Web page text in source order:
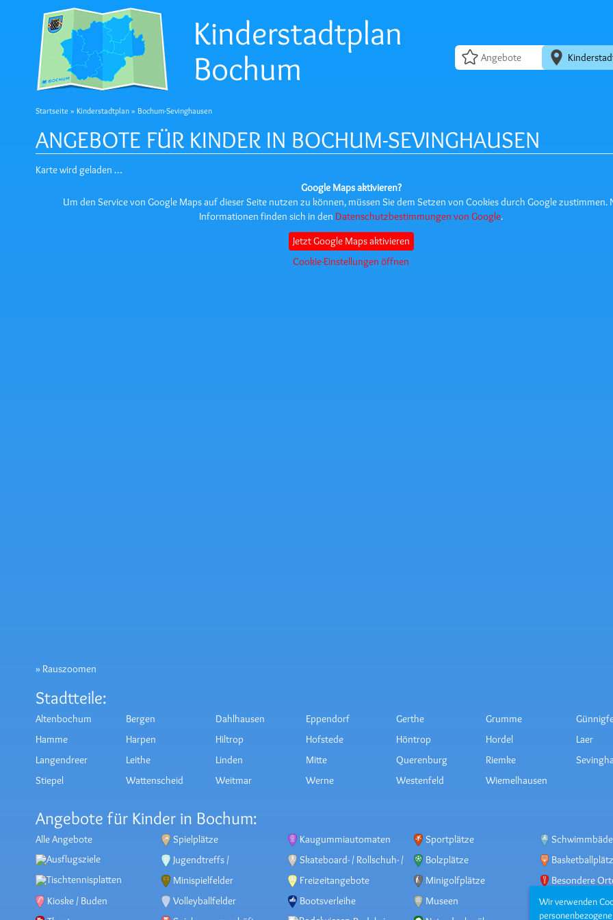
Kinderstadtplan
Bochum
Angebote
Startseite » Kinderstadtplan » Bochum-Sevinghausen
ANGEBOTE FÜR KINDER IN BOCHUM-SEVINGHAUSEN
Google Maps aktivieren?
Um den Service von Google Maps auf dieser Seite nutzen zu können, müssen Sie dem Setzen von Cookies durch Google zustimmen.
Informationen finden sich in den Datenschutzbestimmungen von Google.
Jetzt Google Maps aktivieren
Cookie-Einstellungen öffnen
Karte wird geladen …
» Rauszoomen
Stadtteile:
Altenbochum Bergen Dahlhausen Eppendorf Gerthe Grumme
Hamme
Harpen Hiltrop Hofstede Höntrop Hordel
Laer
Langendreer
Leithe Linden Mitte Querenburg Riemke
Stiepel
Wattenscheid Weitmar Werne Westenfeld Wiemelhausen
Angebote für Kinder in Bochum:
Alle Angebote Spielplätze Kaugummiautomaten Sportplätze
Ausflugsziele
Jugendtreffs /
Freizeithäuser
Skateboard- / Rollschuh- /
BMX-Bahnen
Bolzplätze
Tischtennisplatten
Minispielfelder Freizeitangebote Minigolfplätze
Besondere
Kioske / Buden
Volleyballfelder Bootsverleihe Museen
Büchereien
Wir verwenden